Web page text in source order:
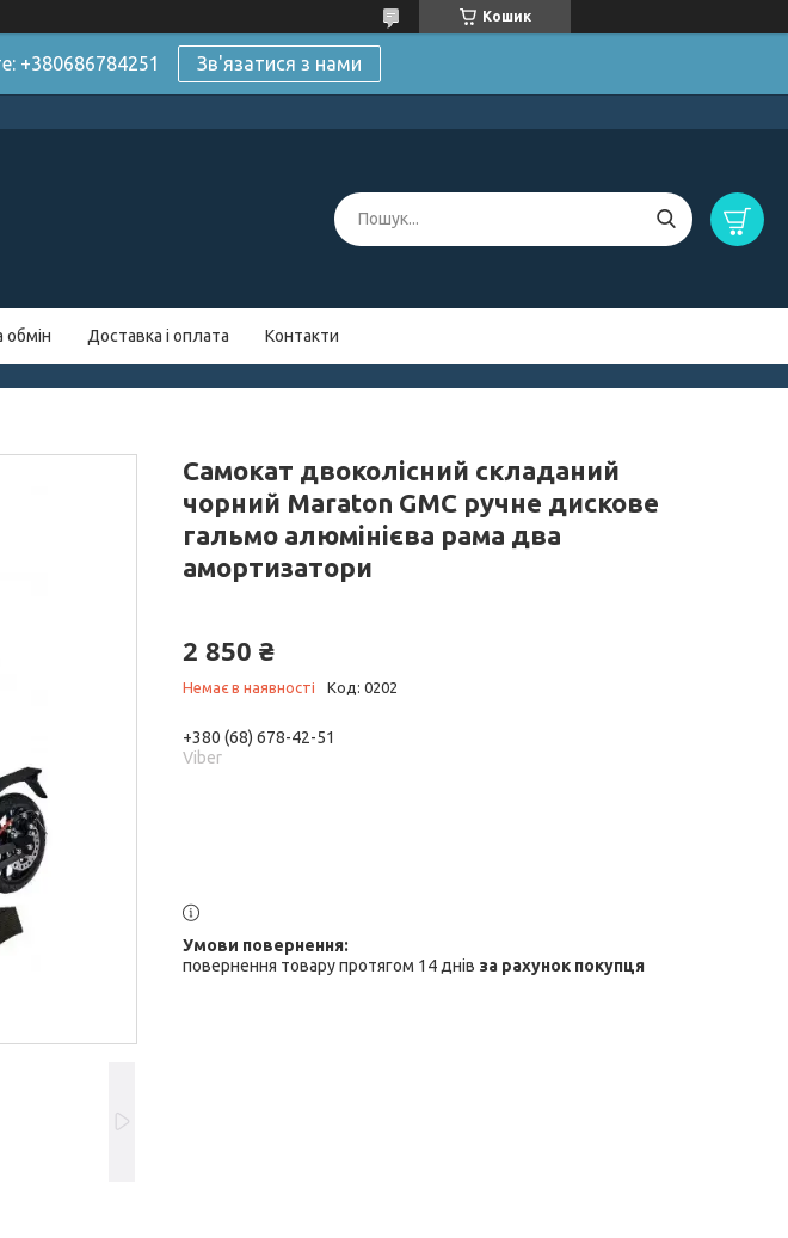
Кошик
+380686784251 Зв'язатися з нами
обмін Доставка і оплата Контакти
Самокат двоколісний складаний
чорний Maraton GMC ручне дискове
гальмо алюмінієва рама два
амортизатори
2 850 ₴
Немає в наявності Код: 0202
+380 (68) 678-42-51
Viber
повернення товару протягом 14 днів за рахунок покупця